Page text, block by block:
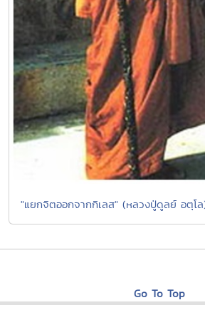
"แยกจิตออกจากกิเลส" (หลวงปู่ดูลย์ อตุโ
Go To Top